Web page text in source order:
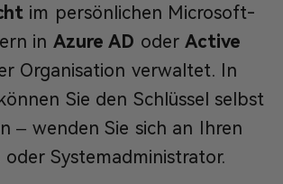
im persönlichen Microsoft-
in Azure AD oder Active
Organisation verwaltet. In
Sie den Schlüssel selbst
– wenden Sie sich an Ihren
Systemadministrator.